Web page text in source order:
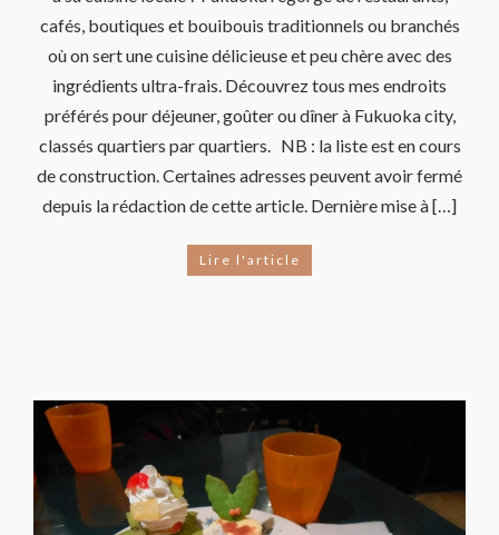
cafés, boutiques et bouibouis traditionnels ou branchés
où on sert une cuisine délicieuse et peu chère avec des
ingrédients ultra-frais. Découvrez tous mes endroits
préférés pour déjeuner, goûter ou dîner à Fukuoka city,
classés quartiers par quartiers. NB : la liste est en cours
de construction. Certaines adresses peuvent avoir fermé
depuis la rédaction de cette article. Dernière mise à […]
Lire l'article